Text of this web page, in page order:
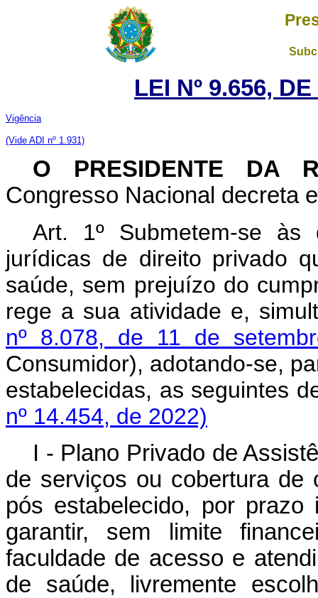
LEI Nº 9.656,
Vigência
(Vide ADI nº 1.931)
O PRESIDENTE DA
Congresso Nacional decreta
Art. 1º Submetem-se às
jurídicas de direito privado
saúde, sem prejuízo do
rege a sua atividade e,
nº 8.078, de 11 de
Consumidor), adotando-se,
estabelecidas, as
nº 14.454, de 2022)
I - Plano Privado de
de serviços ou cobertura de
pós estabelecido, por prazo
garantir, sem limite
faculdade de acesso e
de saúde, livremente